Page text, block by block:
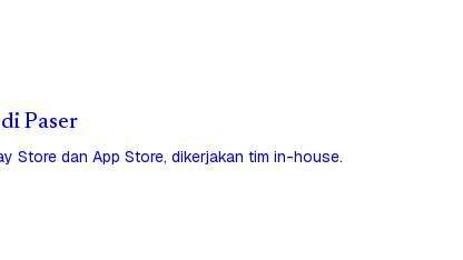
Paser
Store dan App Store, dikerjakan tim in-house.